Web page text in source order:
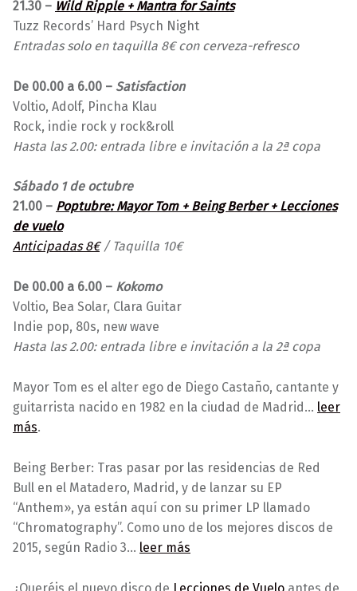
21.30 – Wild Ripple + Mantra for Saints
Tuzz Records’ Hard Psych Night
Entradas solo en taquilla 8€ con cerveza-refresco
De 00.00 a 6.00 – Satisfaction
Voltio, Adolf, Pincha Klau
Rock, indie rock y rock&roll
Hasta las 2.00: entrada libre e invitación a la 2ª copa
Sábado 1 de octubre
21.00 – Poptubre: Mayor Tom + Being Berber + Lecciones
de vuelo
Anticipadas 8€/ Taquilla 10€
De 00.00 a 6.00 – Kokomo
Voltio, Bea Solar, Clara Guitar
Indie pop, 80s, new wave
Hasta las 2.00: entrada libre e invitación a la 2ª copa
Mayor Tom es el alter ego de Diego Castaño, cantante y
guitarrista nacido en 1982 en la ciudad de Madrid… leer
más.
Being Berber: Tras pasar por las residencias de Red
Bull en el Matadero, Madrid, y de lanzar su EP
“Anthem», ya están aquí con su primer LP llamado
“Chromatography”. Como uno de los mejores discos de
2015, según Radio 3… leer más